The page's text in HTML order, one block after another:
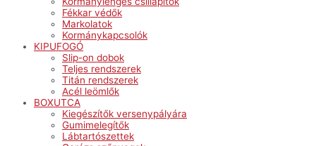
Fékkar védők
Markolatok
Kormánykapcsolók
KIPUFOGÓ
Slip-on dobok
Teljes rendszerek
Titán rendszerek
Acél leömlők
BOXUTCA
Kiegészítők versenypályára
Gumimelegítők
Lábtartószettek